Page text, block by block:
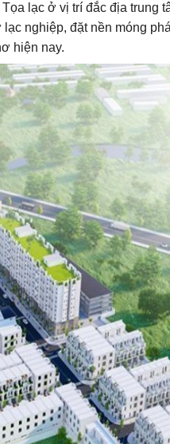
lạc ở vị trí đắc địa trung
nghiệp, đặt nền móng
hiện nay.